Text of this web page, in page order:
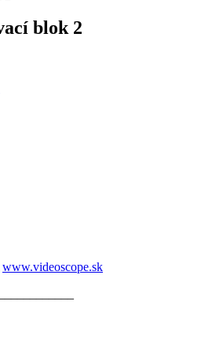
blok 2
s r.o.
63
721 633
www.videoscope.sk
s r.o.